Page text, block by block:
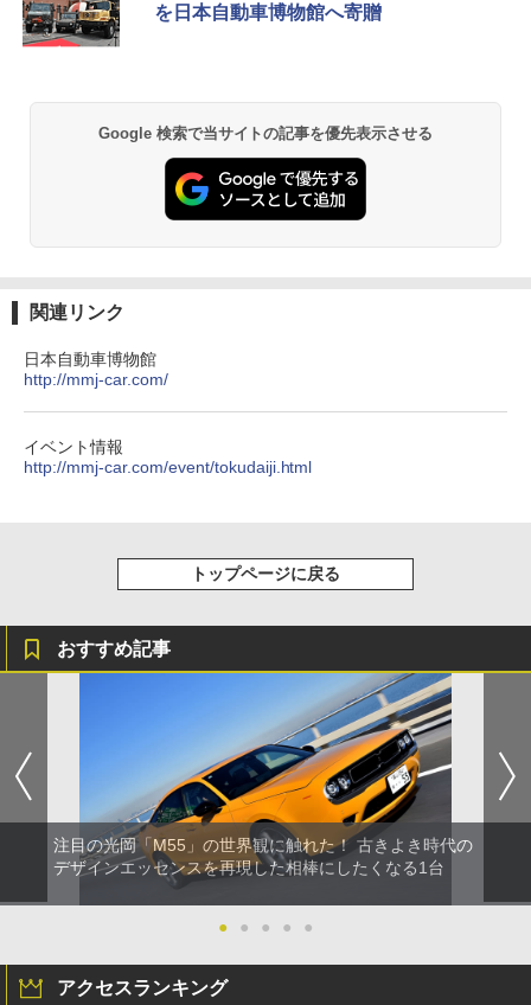
を日本自動車博物館へ寄贈
Google 検索で当サイトの記事を優先表示させる
関連リンク
日本自動車博物館
http://mmj-car.com/
イベント情報
http://mmj-car.com/event/tokudaiji.html
トップページに戻る
おすすめ記事
注目の光岡「M55」の世界観に触れた！ 古きよき時代の
デザインエッセンスを再現した相棒にしたくなる1台
● ● ● ● ●
アクセスランキング